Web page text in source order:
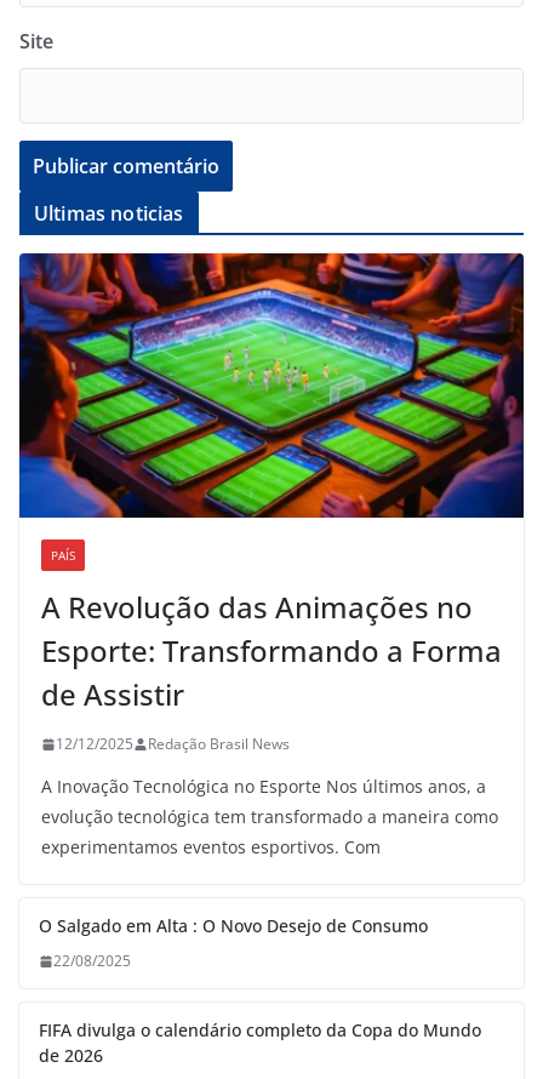
Site
Ultimas noticias
PAÍS
A Revolução das Animações no
Esporte: Transformando a Forma
de Assistir
12/12/2025 Redação Brasil News
A Inovação Tecnológica no Esporte Nos últimos anos, a
evolução tecnológica tem transformado a maneira como
experimentamos eventos esportivos. Com
O Salgado em Alta : O Novo Desejo de Consumo
22/08/2025
FIFA divulga o calendário completo da Copa do Mundo
de 2026